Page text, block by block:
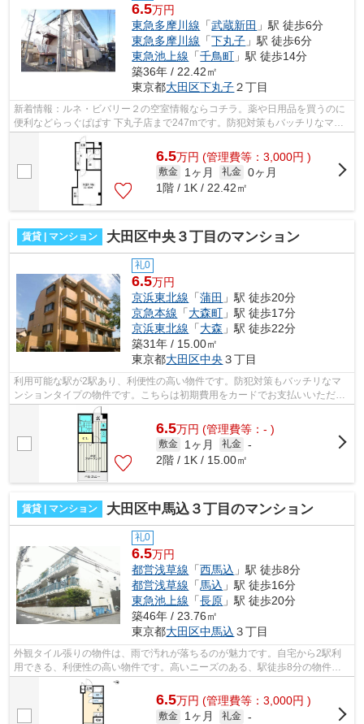
6.5万円
東急多摩川線 「武蔵新田 」駅 徒歩6分
東急多摩川線 「下丸子 」駅 徒歩6分
東急池上線 「千鳥町 」駅 徒歩14分
築36年 / 22.42㎡
東京都大田区下丸子２丁目
新着情報：ルネ・ビバリー２の空室情報ならコチラ。薬や日用品を買うのに
便利などらっぐぱぱす 下丸子店まで247mです。防犯対策もバッチリなマン
ションタイプの物件です。物件の近くに...
6.5万円 (管理費等：3,000円 )
敷金 1ヶ月 礼金 0ヶ月
1階 / 1K / 22.42㎡
賃貸 | マンション 大田区中央３丁目のマンション
礼0
6.5万円
京浜東北線 「蒲田 」駅 徒歩20分
京急本線 「大森町 」駅 徒歩17分
京浜東北線 「大森 」駅 徒歩22分
築31年 / 15.00㎡
東京都大田区中央 ３丁目
利用可能な駅が2駅あり、利便性の高い物件です。防犯対策もバッチリなマ
ンションタイプの物件です。こちらは初期費用をカードでお支払いいただけ
る物件です。できるだけ早めに不動産情...
6.5万円 (管理費等：- )
敷金 1ヶ月 礼金 -
2階 / 1K / 15.00㎡
賃貸 | マンション 大田区中馬込３丁目のマンション
礼0
6.5万円
都営浅草線 「西馬込 」駅 徒歩8分
都営浅草線 「馬込 」駅 徒歩16分
東急池上線 「長原 」駅 徒歩20分
築46年 / 23.76㎡
東京都大田区中馬込 ３丁目
外観タイル張りの物件は、雨で汚れが落ちるのが魅力です。自宅から2駅利
用できる、利便性の高い物件です。高いニーズのある、駅徒歩8分の物件で
す。こちらの物件はマンションです。当...
6.5万円 (管理費等：3,000円 )
敷金 1ヶ月 礼金 -